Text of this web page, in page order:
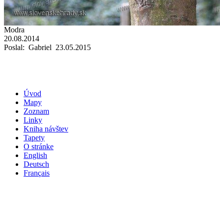
Modra
20.08.2014
Poslal: Gabriel 23.05.2015
Úvod
Mapy
Zoznam
Linky
Kniha návštev
Tapety
O stránke
English
Deutsch
Français